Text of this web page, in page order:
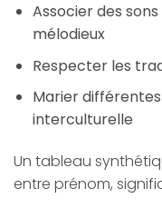
Associer des
mélodieux
Respecter les
Marier
interculturelle
Un tableau
entre prénom,